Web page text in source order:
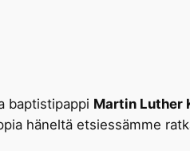
baptistipappi Martin Luther
häneltä etsiessämme